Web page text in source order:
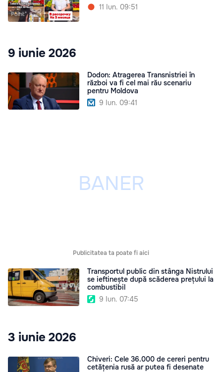
11 Iun. 09:51
9 iunie 2026
Dodon: Atragerea Transnistriei în
război va fi cel mai rău scenariu
pentru Moldova
9 Iun. 09:41
Publicitatea ta poate fi aici
Transportul public din stânga Nistrului
se ieftinește după scăderea prețului la
combustibil
9 Iun. 07:45
3 iunie 2026
Chiveri: Cele 36.000 de cereri pentru
cetățenia rusă ar putea fi desenate